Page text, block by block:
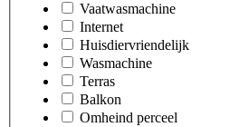
Vaatwasmachine
Internet
Huisdiervriendelijk
Wasmachine
Terras
Balkon
Omheind perceel